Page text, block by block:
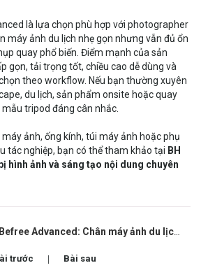
là lựa chọn phù hợp với photographer
máy ảnh du lịch nhẹ gọn nhưng vẫn đủ ổn
quay phổ biến. Điểm mạnh của sản
gọn, tải trọng tốt, chiều cao dễ dùng và
theo workflow. Nếu bạn thường xuyên
du lịch, sản phẩm onsite hoặc quay
tripod đáng cân nhắc.
ảnh, ống kính, túi máy ảnh hoặc phụ
tác nghiệp, bạn có thể tham khảo tại BH
hình ảnh và sáng tạo nội dung chuyên
Chân máy ảnh du lịch nhẹ gọn cho photographer
trước Bài sau